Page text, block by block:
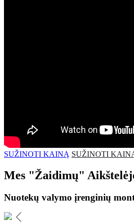
SUŽINOTI KAINĄ SUŽINOTI
Mes "Žaidimų"
Nuotekų valymo įrenginių